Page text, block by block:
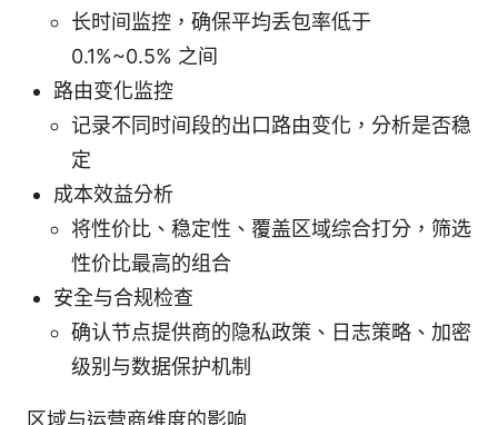
长时间监控，确保平均丢包率低于
0.1%~0.5% 之间
路由变化监控
记录不同时间段的出口路由变化，分析是否稳
定
成本效益分析
将性价比、稳定性、覆盖区域综合打分，筛选
性价比最高的组合
安全与合规检查
确认节点提供商的隐私政策、日志策略、加密
级别与数据保护机制
区域与运营商维度的影响